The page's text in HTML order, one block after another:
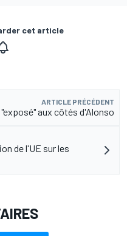
cet article
ARTICLE PRÉCÉDENT
aux côtés d'Alonso
de l'UE sur les